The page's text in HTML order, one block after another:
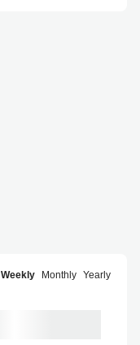
Weekly Monthly Yearly